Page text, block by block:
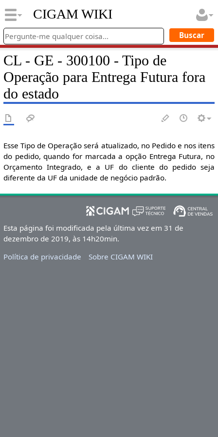
CIGAM WIKI
CL - GE - 300100 - Tipo de
Operação para Entrega Futura fora
do estado
Esse Tipo de Operação será atualizado, no Pedido e nos itens
do pedido, quando for marcada a opção Entrega Futura, no
Orçamento Integrado, e a UF do cliente do pedido seja
diferente da UF da unidade de negócio padrão.
Esta página foi modificada pela última vez em 31 de
dezembro de 2019, às 14h20min.
Política de privacidade
Sobre CIGAM WIKI